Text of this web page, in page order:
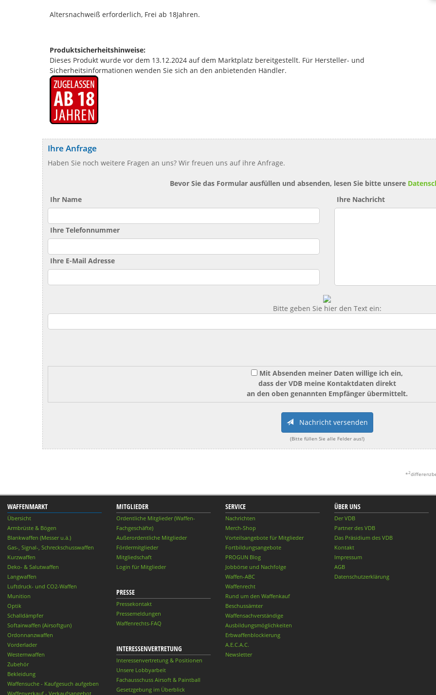
Altersnachweiß erforderlich, Frei ab 18Jahren.
Produktsicherheitshinweise:
Dieses Produkt wurde vor dem 13.12.2024 auf dem Marktplatz bereitgestellt. Für Hersteller- und
Sicherheitsinformationen wenden Sie sich an den anbietenden Händler.
Ihre Anfrage
Haben Sie noch weitere Fragen an uns? Wir freuen uns auf ihre Anfrage.
Bevor Sie das Formular ausfüllen und absenden, lesen Sie bitte unsere
Ihr Name
Ihre Telefonnummer
Ihre E-Mail Adresse
Ihre Nachricht
Bitte geben Sie hier den Text ein:
Mit Absenden meiner Daten willige ich ein,
dass der VDB meine Kontaktdaten direkt
an den oben genannten Empfänger übermittelt.
Nachricht versenden
(Bitte füllen Sie alle Felder aus!)
*2
WAFFENMARKT
Übersicht
Armbrüste & Bögen
Blankwaffen (Messer u.ä.)
Gas-, Signal-, Schreckschusswaffen
Kurzwaffen
Deko- & Salutwaffen
Langwaffen
Luftdruck- und CO2-Waffen
Munition
Optik
Schalldämpfer
Softairwaffen (Airsoftgun)
Ordonnanzwaffen
Vorderlader
Westernwaffen
Zubehör
Bekleidung
Waffensuche - Kaufgesuch aufgeben
Waffenverkauf - Verkaufsangebot
MITGLIEDER
Ordentliche Mitglieder (Waffen-
Fachgeschäfte)
Außerordentliche Mitglieder
Fördermitglieder
Mitgliedschaft
Login für Mitglieder
PRESSE
Pressekontakt
Pressemeldungen
Waffenrechts-FAQ
INTERESSENVERTRETUNG
Interessenvertretung & Positionen
Unsere Lobbyarbeit
Fachausschuss Airsoft & Paintball
Gesetzgebung im Überblick
SERVICE
Nachrichten
Merch-Shop
Vorteilsangebote für Mitglieder
Fortbildungsangebote
PROGUN Blog
Jobbörse und Nachfolge
Waffen-ABC
Waffenrecht
Rund um den Waffenkauf
Beschussämter
Waffensachverständige
Ausbildungsmöglichkeiten
Erbwaffenblockierung
A.E.C.A.C.
Newsletter
ÜBER UNS
Der VDB
Partner des VDB
Das Präsidium des VDB
Kontakt
Impressum
AGB
Datenschutzerklärung